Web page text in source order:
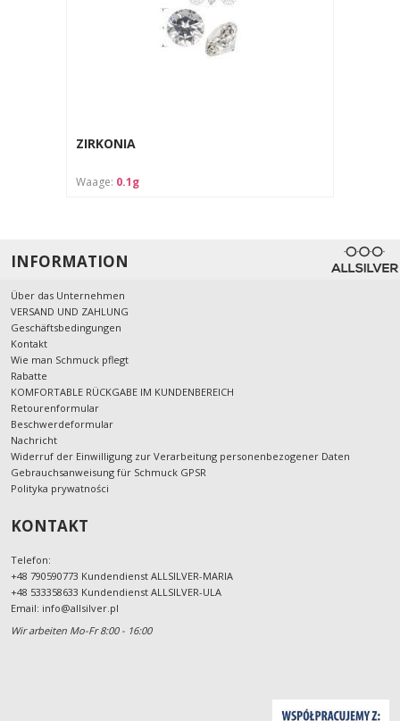
ZIRKONIA
Waage: 0.1g
INFORMATION
Über das Unternehmen
VERSAND UND ZAHLUNG
Geschäftsbedingungen
Kontakt
Wie man Schmuck pflegt
Rabatte
KOMFORTABLE RÜCKGABE IM KUNDENBEREICH
Retourenformular
Beschwerdeformular
Nachricht
Widerruf der Einwilligung zur Verarbeitung personenbezogener Daten
Gebrauchsanweisung für Schmuck GPSR
Polityka prywatności
KONTAKT
Telefon:
+48 790590773 Kundendienst ALLSILVER-MARIA
+48 533358633 Kundendienst ALLSILVER-ULA
Email: info@allsilver.pl
Wir arbeiten Mo-Fr 8:00 - 16:00